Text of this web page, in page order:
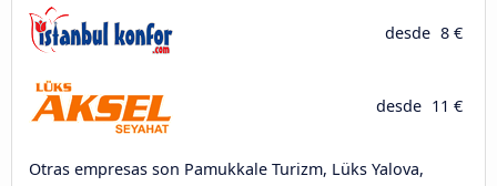
desde 8 €
desde 11 €
Otras empresas son Pamukkale Turizm, Lüks Yalova,